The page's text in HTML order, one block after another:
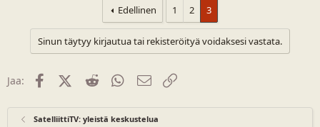
Edellinen 1 2 3
Sinun täytyy kirjautua tai rekisteröityä voidaksesi vastata.
Jaa: FacebookX (Twitter)
Reddit WhatsAppSähköposti
SatelliittiTV: yleistä keskustelua